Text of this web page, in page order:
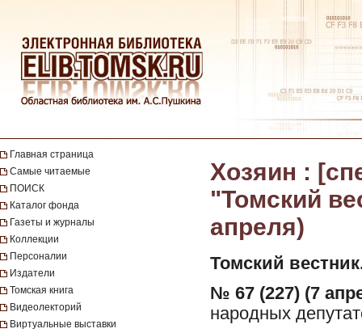
Главная страница
Самые читаемые
ПОИСК
Каталог фонда
Газеты и журналы
Коллекции
Персоналии
Издатели
Томская книга
Видеолекторий
Виртуальные выставки
Хозяин :
"Томский
апреля)
Томский
№ 67 (227) (7
народных